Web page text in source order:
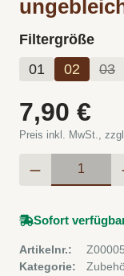
Regulärer Preis:
7,90 €
Preis inkl. MwSt.,
Sofort
Filtergröße
01
02 03
Produkt
Artikelnr.:
Z00005
Kategorie: